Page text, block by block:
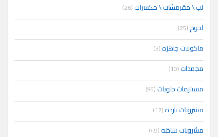
لب \ مقرمشات \ مكسرات(26)
لحوم(25)
ماكولات جاهزه(3)
مجمدات(10)
مستلزمات حلويات(95)
مشروبات بارده(17)
مشروبات ساخنه(49)